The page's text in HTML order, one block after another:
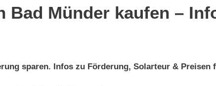
Münder kaufen –
sparen. Infos zu Förderung, Solarteur & Preisen